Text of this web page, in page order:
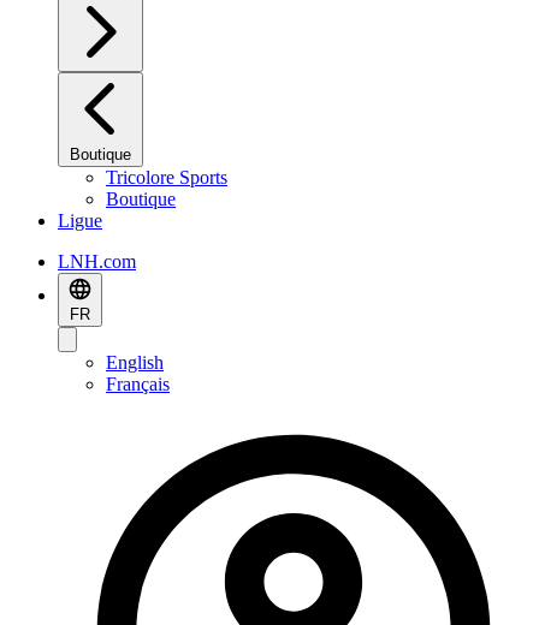
Boutique
Tricolore Sports
Boutique
Ligue
LNH.com
FR
English
Français